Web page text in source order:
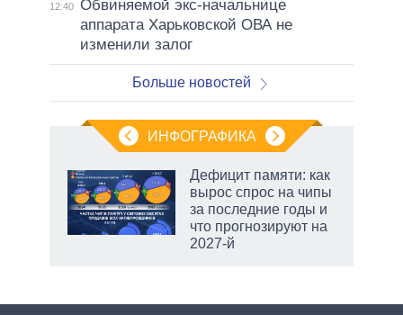
12:40 Обвиняемой экс-начальнице
аппарата Харьковской ОВА не
изменили залог
Больше новостей
ИНФОГРАФИКА
Дефицит памяти: как
вырос спрос на чипы
за последние годы и
что прогнозируют на
2027-й